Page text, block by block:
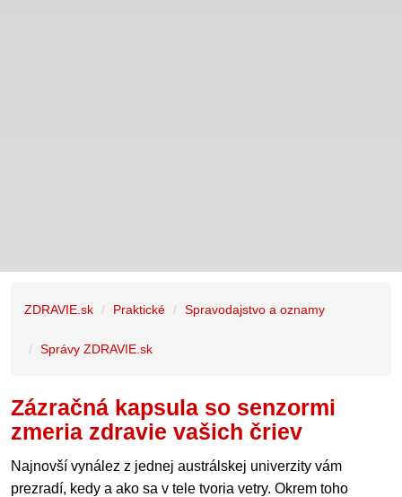
ZDRAVIE.sk Praktické Spravodajstvo a oznamy
Správy ZDRAVIE.sk
Zázračná kapsula so senzormi
zmeria zdravie vašich čriev
Najnovší vynález z jednej austrálskej univerzity vám
prezradí, kedy a ako sa v tele tvoria vetry. Okrem toho